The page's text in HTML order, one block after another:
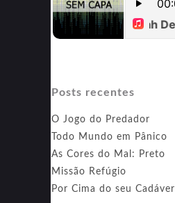
Posts recentes
O Jogo do Predador
Todo Mundo em Pânico
As Cores do Mal: Preto
Missão Refúgio
Por Cima do seu Cadáver